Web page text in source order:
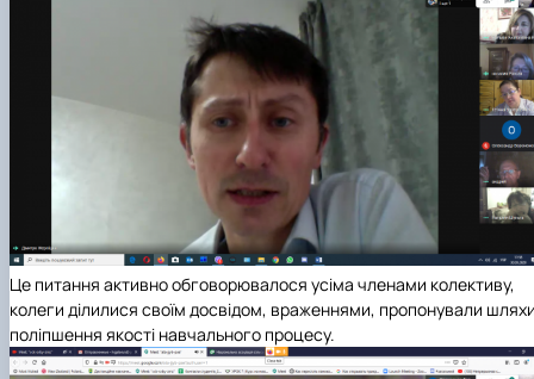
Це питання активно обговорювалося усіма членами колективу,
колеги ділилися своїм досвідом, враженнями, пропонували
поліпшення якості навчального процесу.